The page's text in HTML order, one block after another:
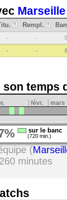
Marseille
? Rempl. ?
- -
- -
temps
févr. mars
sur le banc
(720 min.)
(
minutes